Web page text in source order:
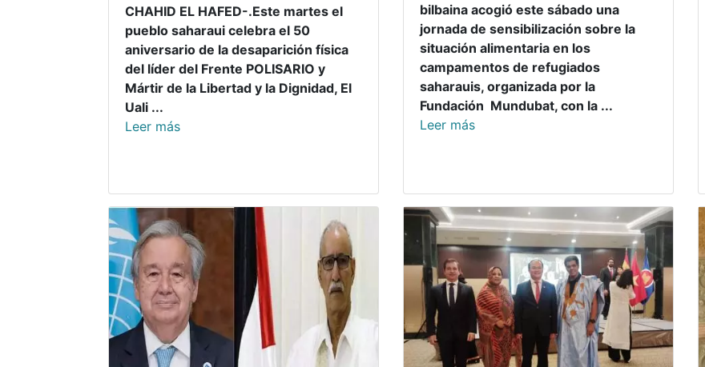
CHAHID EL HAFED-.Este martes el
pueblo saharaui celebra el 50
aniversario de la desaparición física
del líder del Frente POLISARIO y
Mártir de la Libertad y la Dignidad, El
Uali ...
Leer más
bilbaina acogió este sábado una
jornada de sensibilización sobre la
situación alimentaria en los
campamentos de refugiados
saharauis, organizada por la
Fundación Mundubat, con la ...
Leer más